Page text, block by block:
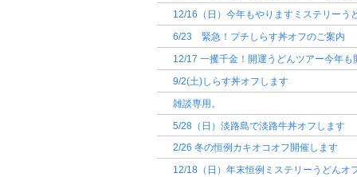
12/16（日）今年もやりますミステリーう
6/23 緊急！プチしらす丼オフのご案内
12/17 一攫千金！開運うどんツアー今年も
9/2(土)しらす丼オフします
雑談専用。
5/28（日）淡路島で淡路牛丼オフします
2/26 冬の恒例カキオコオフ開催します
12/18（日）年末恒例ミステリーうどんオ